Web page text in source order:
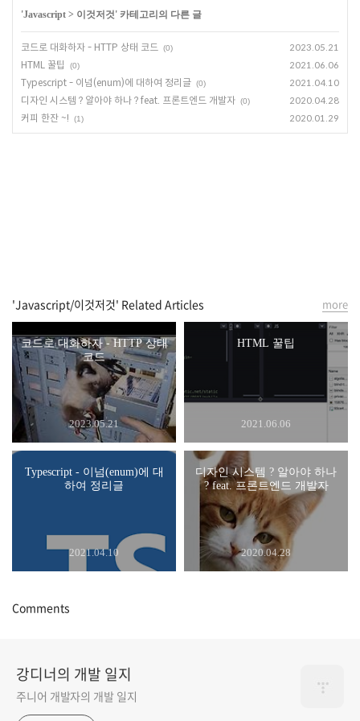
'Javascript > 이것저것' 카테고리의 다른 글
코드로 대화하자 - HTTP 상태 코드 (0) 2023.05.21
HTML 꿀팁 (0) 2021.06.06
Typescript - 이넘(enum)에 대하여 정리글 (0) 2021.04.10
디자인 시스템 ? 알아야 하나 ? feat. 프론트엔드 개발자 (0) 2020.04.28
커피 한잔 ~! (1) 2020.01.29
'Javascript/이것저것' Related Articles
코드로 대화하자 - HTTP 상태
코드
2023.05.21
HTML 꿀팁
2021.06.06
Typescript - 이넘(enum)에 대
하여 정리글
2021.04.10
디자인 시스템 ? 알아야 하나
? feat. 프론트엔드 개발자
2020.04.28
more
Comments
강디너의 개발 일지
주니어 개발자의 개발 일지